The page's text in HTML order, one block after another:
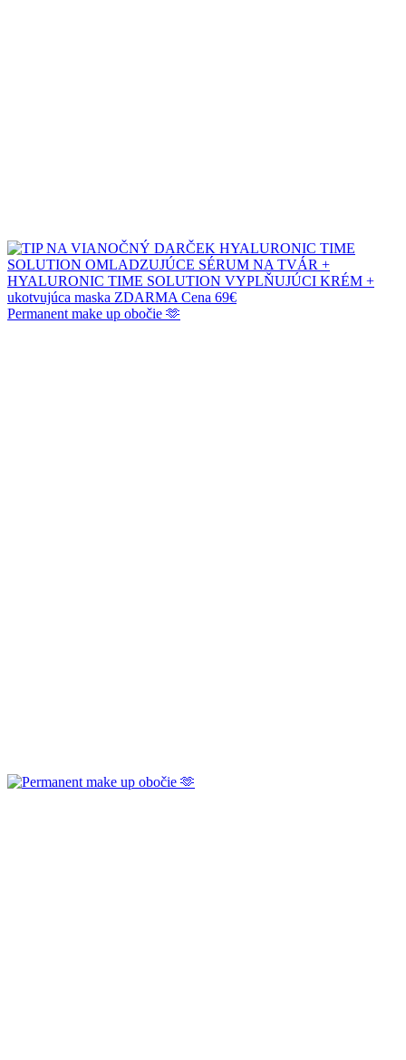
Permanent make up obočie 🫶